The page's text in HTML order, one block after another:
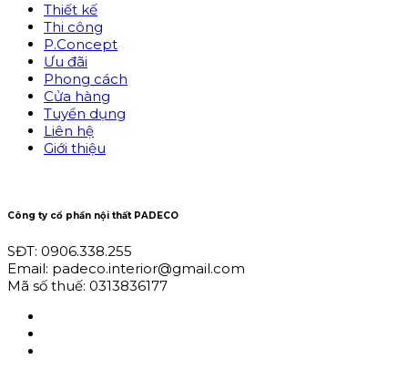
Thiết kế
Thi công
P.Concept
Ưu đãi
Phong cách
Cửa hàng
Tuyển dụng
Liên hệ
Giới thiệu
Công ty cổ phần nội thất PADECO
SĐT: 0906.338.255
Email: padeco.interior@gmail.com
Mã số thuế: 0313836177